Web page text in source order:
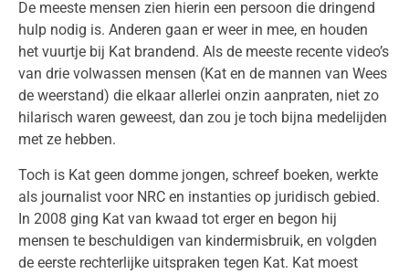
De meeste mensen zien hierin een persoon die dringend
hulp nodig is. Anderen gaan er weer in mee, en houden
het vuurtje bij Kat brandend. Als de meeste recente video’s
van drie volwassen mensen (Kat en de mannen van Wees
de weerstand) die elkaar allerlei onzin aanpraten, niet zo
hilarisch waren geweest, dan zou je toch bijna medelijden
met ze hebben.
Toch is Kat geen domme jongen, schreef boeken, werkte
als journalist voor NRC en instanties op juridisch gebied.
In 2008 ging Kat van kwaad tot erger en begon hij
mensen te beschuldigen van kindermisbruik, en volgden
de eerste rechterlijke uitspraken tegen Kat. Kat moest